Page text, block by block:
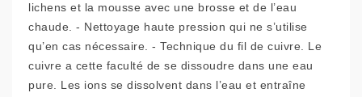
lichens et la mousse avec une brosse et de l’eau
chaude. - Nettoyage haute pression qui ne s’utilise
qu’en cas nécessaire. - Technique du fil de cuivre. Le
cuivre a cette faculté de se dissoudre dans une eau
pure. Les ions se dissolvent dans l’eau et entraîne